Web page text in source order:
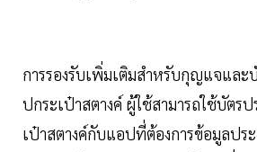
การรองรับเพิ่มเติมสำหรับกุญแจและ
ปกระเป๋าสตางค์ ผู้ใช้สามารถใช้บัตร
เป๋าสตางค์กับแอปที่ต้องการข้อมูลปร